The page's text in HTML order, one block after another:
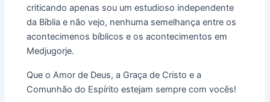
criticando apenas sou um estudioso independente
da Bíblia e não vejo, nenhuma semelhança entre os
acontecimenos bíblicos e os acontecimentos em
Medjugorje.
Que o Amor de Deus, a Graça de Cristo e a
Comunhão do Espírito estejam sempre com vocês!